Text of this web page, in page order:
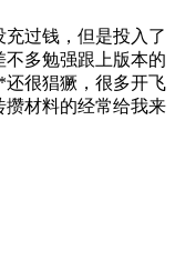
过钱，但是投入了
多勉强跟上版本的
很猖獗，很多开飞
攒材料的经常给我来